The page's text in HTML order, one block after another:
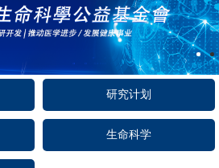
研究计划
生命科学